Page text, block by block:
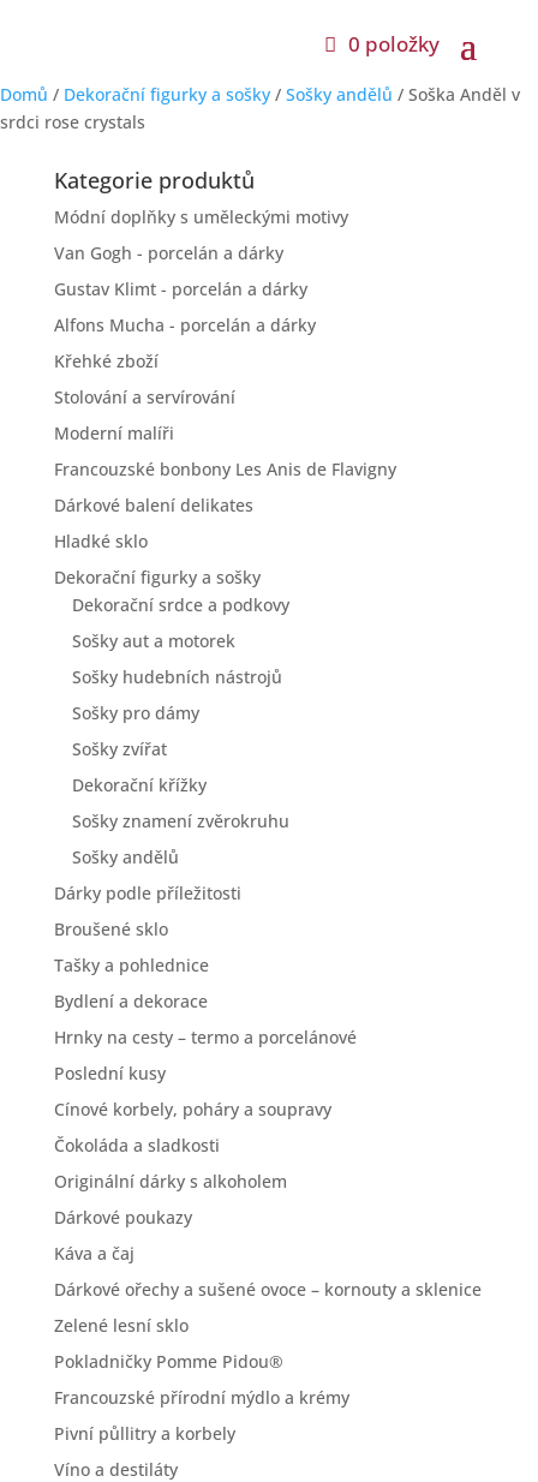
0 položky
Domů / Dekorační figurky a sošky / Sošky andělů / Soška Anděl v
srdci rose crystals
Kategorie produktů
Módní doplňky s uměleckými motivy
Van Gogh - porcelán a dárky
Gustav Klimt - porcelán a dárky
Alfons Mucha - porcelán a dárky
Křehké zboží
Stolování a servírování
Moderní malíři
Francouzské bonbony Les Anis de Flavigny
Dárkové balení delikates
Hladké sklo
Dekorační figurky a sošky
Dekorační srdce a podkovy
Sošky aut a motorek
Sošky hudebních nástrojů
Sošky pro dámy
Sošky zvířat
Dekorační křížky
Sošky znamení zvěrokruhu
Sošky andělů
Dárky podle příležitosti
Broušené sklo
Tašky a pohlednice
Bydlení a dekorace
Hrnky na cesty – termo a porcelánové
Poslední kusy
Cínové korbely, poháry a soupravy
Čokoláda a sladkosti
Originální dárky s alkoholem
Dárkové poukazy
Káva a čaj
Dárkové ořechy a sušené ovoce – kornouty a sklenice
Zelené lesní sklo
Pokladničky Pomme Pidou®
Francouzské přírodní mýdlo a krémy
Pivní půllitry a korbely
Víno a destiláty